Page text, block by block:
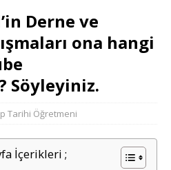
Derne ve
ona hangi
Söyleyiniz.
Tarihi Öğretmeni
İçerikleri ;